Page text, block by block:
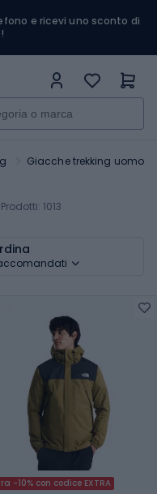
e ricevi uno sconto di
Giacche trekking uomo
Prodotti: 1013
-10% con codice EXTRA